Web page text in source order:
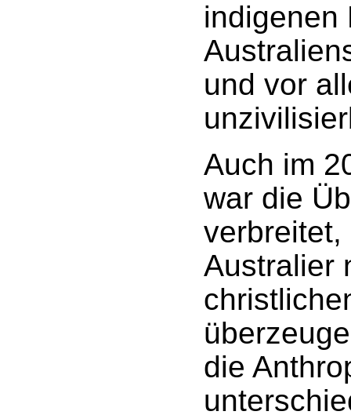
indigenen
und vor
Auch im
war die
Australier
die